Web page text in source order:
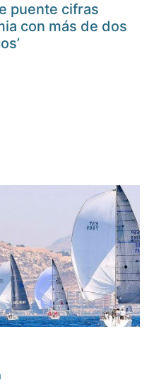
puente cifras
con más de dos